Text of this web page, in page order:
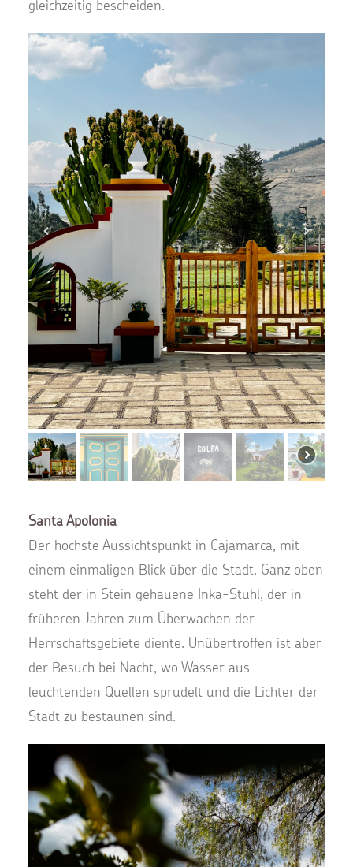
gleichzeitig bescheiden.
Santa Apolonia
Der höchste Aussichtspunkt in Cajamarca, mit
einem einmaligen Blick über die Stadt. Ganz oben
steht der in Stein gehauene Inka-Stuhl, der in
früheren Jahren zum Überwachen der
Herrschaftsgebiete diente. Unübertroffen ist aber
der Besuch bei Nacht, wo Wasser aus
leuchtenden Quellen sprudelt und die Lichter der
Stadt zu bestaunen sind.